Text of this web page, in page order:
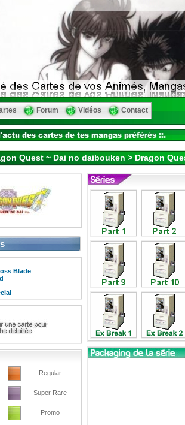
Forum Vidéos Contact
Quest ~ Dai no daibouken > Dragon
Blade
Regular
Super Rare
Promo